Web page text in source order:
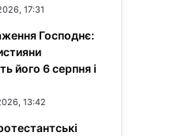
17:31
Господнє:
його 6 серпня і
13:42